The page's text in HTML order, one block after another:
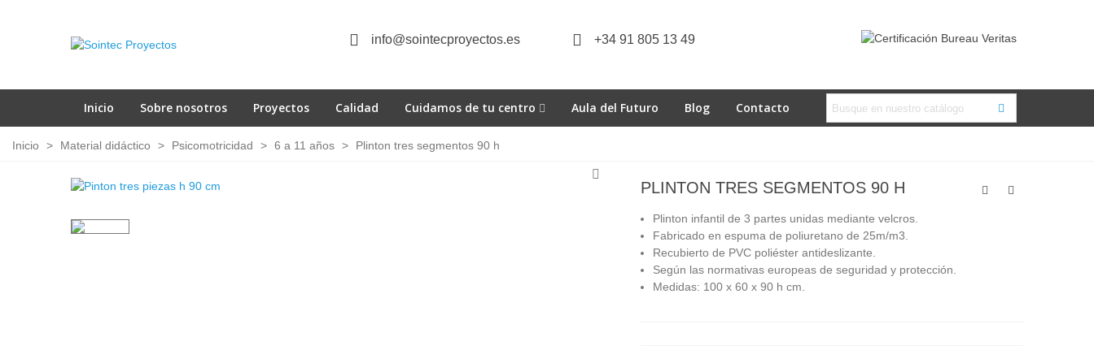
info@sointecproyectos.es +34 91 805 13 49
Inicio Sobre nosotros Proyectos Calidad Cuidamos de tu centro Aula del Futuro Blog Contacto
Inicio > Material didáctico > Psicomotricidad > 6 a 11 años > Plinton tres segmentos 90 h
PLINTON TRES SEGMENTOS 90 H
Plinton infantil de 3 partes unidas mediante velcros.
Fabricado en espuma de poliuretano de 25m/m3.
Recubierto de PVC poliéster antideslizante.
Según las normativas europeas de seguridad y protección.
Medidas: 100 x 60 x 90 h cm.